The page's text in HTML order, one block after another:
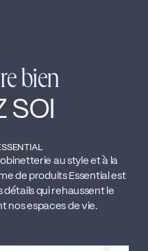
bien
SOI
au style et à la
de produits Essential est
détails qui rehaussent le
nos espaces de vie.